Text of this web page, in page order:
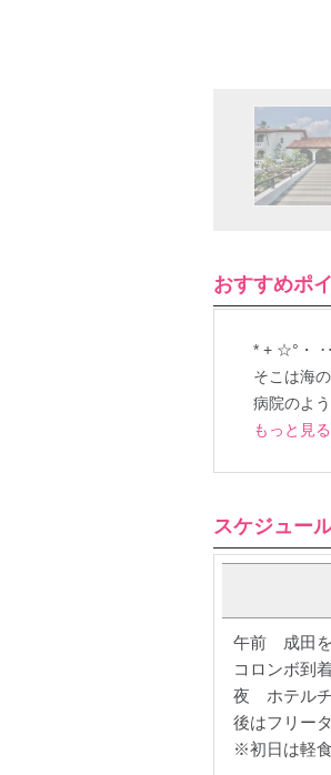
おすすめポ
* + ☆°・
そこは海
病院のよ
もっと見る
スケジュー
午前 成田を
コロンボ到
夜 ホテル
後はフリー
※初日は軽食